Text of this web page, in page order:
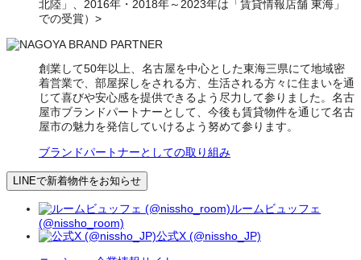
北陸」、2016年・2018年～2023年は「賃貸情報店舗 東海」
での受賞）>
創業して50年以上、名古屋を中心とした東海三県にて地域密
着営業で、部屋探しをされる方、生活される方々に住まいを通
じて喜びや安心感を提供できるよう尽力して参りました。名古
屋市ブランドパートナーとして、今後も賃貸物件を通じて名古
屋市の魅力を発信していけるよう努めて参ります。
ブランドパートナーとしての取り組み
LINEで新着物件をお知らせ
ルームビュッフェ
(@nissho_room)
公式X (@nissho_JP)